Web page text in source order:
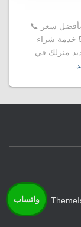
بأفضل سعر 📞
للتواصل الفوري (أعلى تثمين نقدي) 55556052 خدمة شراء
منزلك في
واتساب